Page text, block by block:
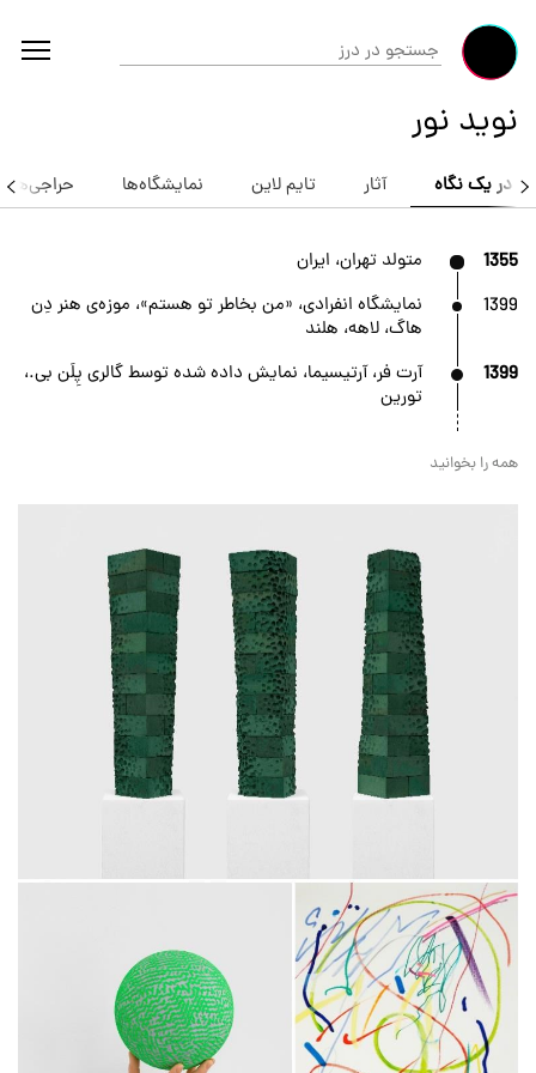
نوید نور
در یک نگاه آثار تایم لاین نمایشگاه‌ها حراجی‌ها
1355 متولد تهران، ایران
1399
نمایشگاه انفرادی، «من بخاطر تو هستم»، موزه‌ی هنر دِن
هاگ، لاهه، هلند
1399
آرت فر، آرتیسیما، نمایش داده شده توسط گالری پِلَن بی.،
تورین
همه را بخوانید